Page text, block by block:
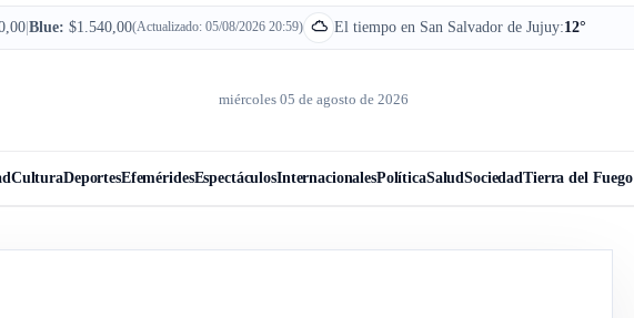
Blue: $1.540,00(Actualizado: 05/08/2026 20:59) El tiempo en San Salvador de Jujuy:12°
miércoles 05 de agosto de 2026
CulturaDeportesEfeméridesEspectáculosInternacionalesPolíticaSaludSociedadTierra del Fuego